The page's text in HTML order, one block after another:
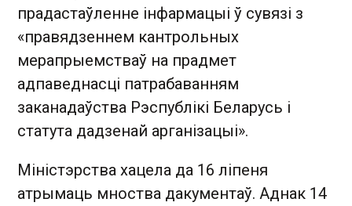
прадастаўленне інфармацыі ў сувязі з
«правядзеннем кантрольных
мерапрыемстваў на прадмет
адпаведнасці патрабаванням
заканадаўства Рэспублікі Беларусь і
статута дадзенай арганізацыі».
Міністэрства хацела да 16 ліпеня
атрымаць мноства дакументаў. Аднак 14